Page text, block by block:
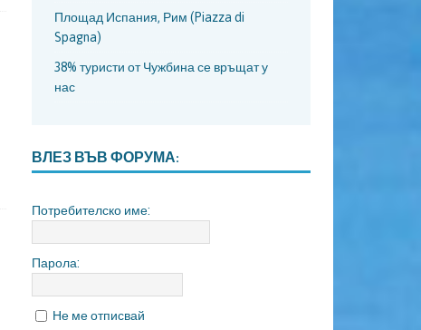
Площад Испания, Рим (Piazza di
Spagna)
38% туристи от Чужбина се връщат у
нас
ВЛЕЗ ВЪВ ФОРУМА:
Потребителско име:
Парола:
Не ме отписвай